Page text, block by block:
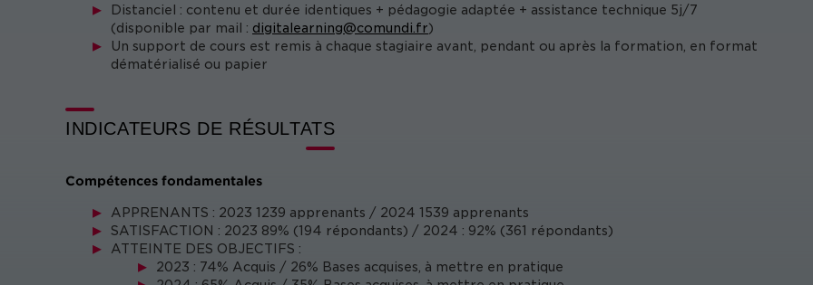
Distanciel : contenu et durée identiques + pédagogie adaptée + assistance technique 5j/7
(disponible par mail : digitalearning@comundi.fr)
Un support de cours est remis à chaque stagiaire avant, pendant ou après la formation, en format
dématérialisé ou papier
INDICATEURS DE RÉSULTATS
Compétences fondamentales
APPRENANTS : 2023 1239 apprenants / 2024 1539 apprenants
SATISFACTION : 2023 89% (194 répondants) / 2024 : 92% (361 répondants)
ATTEINTE DES OBJECTIFS :
2023 : 74% Acquis / 26% Bases acquises, à mettre en pratique